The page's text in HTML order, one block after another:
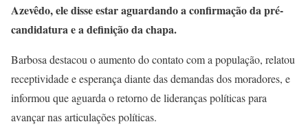
Azevêdo, ele disse estar aguardando a confirmação da pré-
candidatura e a definição da chapa.
Barbosa destacou o aumento do contato com a população, relatou
receptividade e esperança diante das demandas dos moradores, e
informou que aguarda o retorno de lideranças políticas para
avançar nas articulações políticas.